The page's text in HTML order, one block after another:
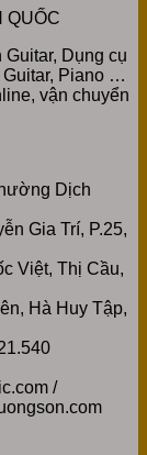
QUỐC
Dụng cụ
Piano …
vận chuyển
Dịch
Gia Trí, P.25,
Việt, Thị Cầu,
Hà Huy Tập,
/